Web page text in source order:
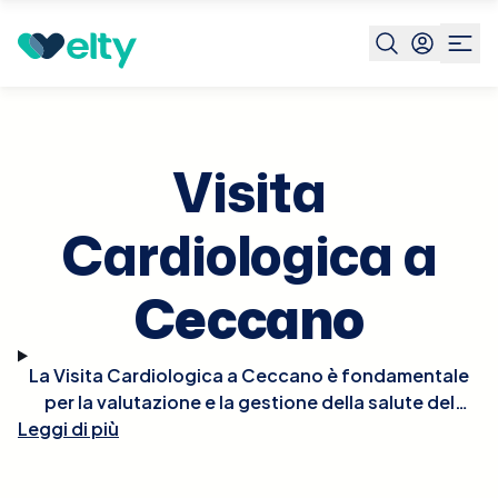
Prenota visita Ceccano
Visita
Cardiologica a
Ceccano
La Visita Cardiologica a Ceccano è fondamentale
per la valutazione e la gestione della salute del
cuore. Durante la visita, il cardiologo effettuerà un
Leggi di più